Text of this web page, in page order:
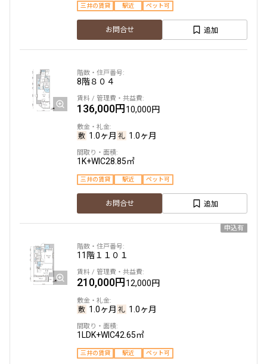
三井の賃貸 駅近 ペット可
お問合せ 追加
8階８０４
136,000円10,000円
1.0ヶ月 1.0ヶ月
1K+WIC28.85㎡
三井の賃貸 駅近 ペット可
お問合せ 追加
申込有
11階１１０１
210,000円12,000円
1.0ヶ月 1.0ヶ月
1LDK+WIC42.65㎡
三井の賃貸 駅近 ペット可